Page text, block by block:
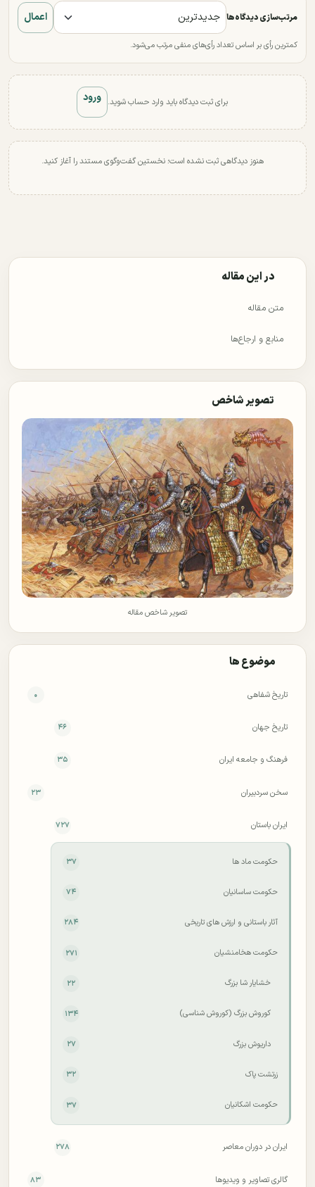
مرتب‌سازی دیدگاه‌ها اعمال
کمترین رأی بر اساس تعداد رأی‌های منفی مرتب می‌شود.
برای ثبت دیدگاه باید وارد حساب شوید. ورود
هنوز دیدگاهی ثبت نشده است؛ نخستین گفت‌وگوی مستند را آغاز کنید.
در این مقاله
متن مقاله
منابع و ارجاع‌ها
تصویر شاخص
تصویر شاخص مقاله
موضوع ها
تاریخ شفاهی ۰
تاریخ جهان ۴۶
فرهنگ و جامعه ایران ۳۵
سخن سردبیران ۲۳
ایران باستان ۷۲۷
حکومت ماد ها ۳۷
حکومت ساسانیان ۷۴
آثار باستانی و ارزش های تاریخی ۲۸۴
حکومت هخامنشیان ۲۷۱
خشایار شا بزرگ ۲۲
کوروش بزرگ (کوروش شناسی) ۱۳۴
داریوش بزرگ ۲۷
زرتشت پاک ۳۲
حکومت اشکانیان ۳۷
ایران در دوران معاصر ۲۷۸
گالری تصاویر و ویدیوها ۸۳